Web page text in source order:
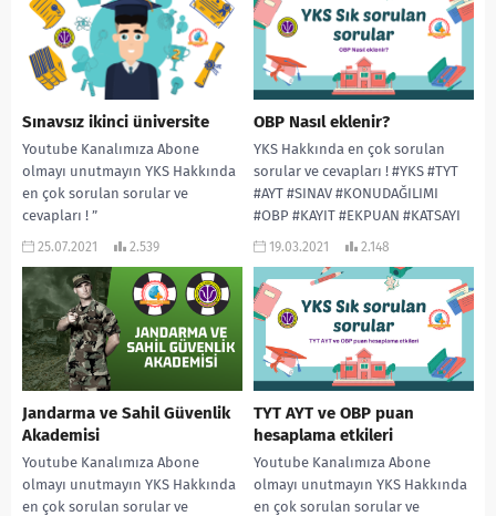
Sınavsız ikinci üniversite
Youtube Kanalımıza Abone
olmayı unutmayın YKS Hakkında
en çok sorulan sorular ve
cevapları ! ”
www.rehberlikservisi.net ”
25.07.2021 2.539
OBP Nasıl eklenir?
YKS Hakkında en çok sorulan
sorular ve cevapları ! #YKS​ #TYT​
#AYT​ #SINAV​ #KONUDAĞILIMI​
#OBP​ #KAYIT​ #EKPUAN​ #KATSAYI​
#SIKSORULANSORULAR
19.03.2021 2.148
Jandarma ve Sahil Güvenlik
Akademisi
Youtube Kanalımıza Abone
olmayı unutmayın YKS Hakkında
en çok sorulan sorular ve
TYT AYT ve OBP puan
hesaplama etkileri
Youtube Kanalımıza Abone
olmayı unutmayın YKS Hakkında
en çok sorulan sorular ve